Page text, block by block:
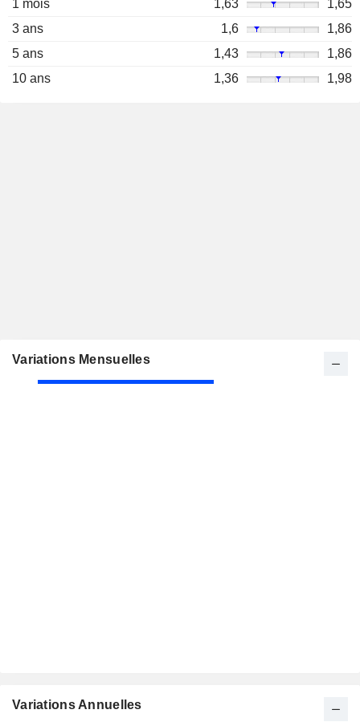
1 mois
1,63
1,65
3 ans
1,6
1,86
5 ans
1,43
1,86
10 ans
1,36 1,98
Variations Mensuelles
Variations Annuelles